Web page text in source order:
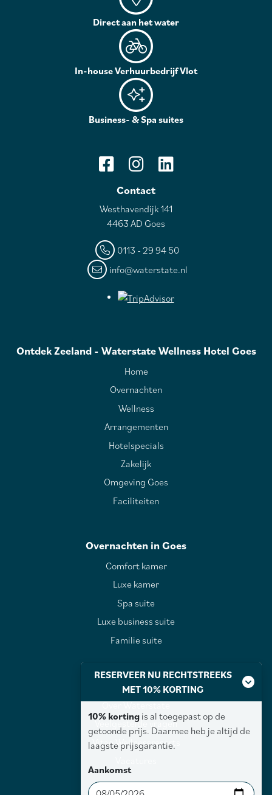
RESERVEER NU RECHTSTREEKS
MET 10% KORTING
10% korting is al toegepast op de
getoonde prijs. Daarmee heb je altijd de
laagste prijsgarantie.
Aankomst
Direct aan het water
In-house Verhuurbedrijf Vlot
Business- & Spa suites
Contact
Westhavendijk 141
4463 AD Goes
0113 - 29 94 50
info@waterstate.nl
Ontdek Zeeland - Waterstate Wellness Hotel Goes
Home
Overnachten
Wellness
Arrangementen
Hotelspecials
Zakelijk
Omgeving Goes
Faciliteiten
Overnachten in Goes
Comfort kamer
Luxe kamer
Spa suite
Luxe business suite
Familie suite
Over Waterstate
Over Waterstate
Veelgestelde vragen
Vitae Wellnessresorts